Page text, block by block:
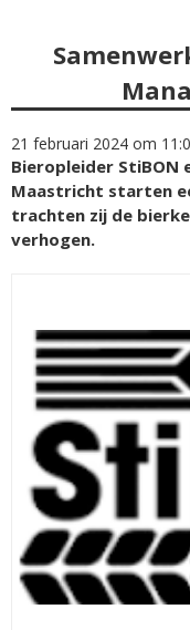
21 februari 2024 om
Bieropleider StiBON
Maastricht starten
trachten zij de
verhogen.